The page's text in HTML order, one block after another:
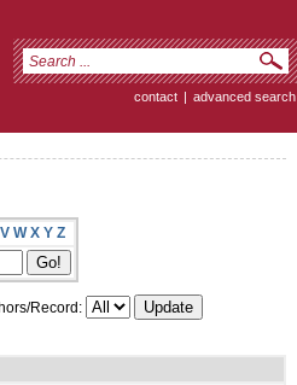
contact | advanced search
V W X Y Z
Record: